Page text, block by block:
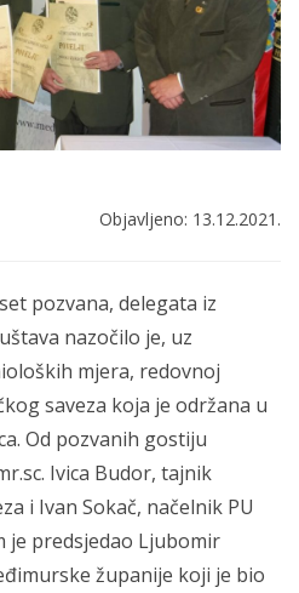
Objavljeno: 13.12.2021.
pozvana, delegata iz
nazočilo je, uz
mjera, redovnoj
saveza koja je održana u
Od pozvanih gostiju
Ivica Budor, tajnik
i Ivan Sokač, načelnik PU
je predsjedao Ljubomir
županije koji je bio